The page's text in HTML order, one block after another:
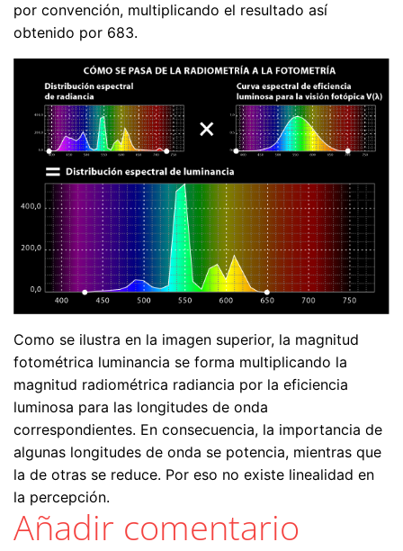
por convención, multiplicando el resultado así
obtenido por 683.
Como se ilustra en la imagen superior, la magnitud
fotométrica luminancia se forma multiplicando la
magnitud radiométrica radiancia por la eficiencia
luminosa para las longitudes de onda
correspondientes. En consecuencia, la importancia de
algunas longitudes de onda se potencia, mientras que
la de otras se reduce. Por eso no existe linealidad en
la percepción.
Añadir comentario